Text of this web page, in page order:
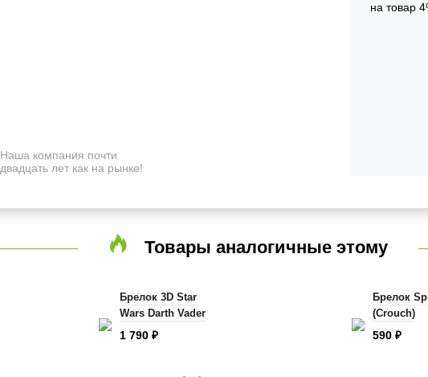
на товар
Наша компания почти
двадцать лет как на рынке!
Товары аналогичные этому
Брелок 3D Star
Wars Darth Vader
1 790 ₽
Брелок
(Crouch)
590₽